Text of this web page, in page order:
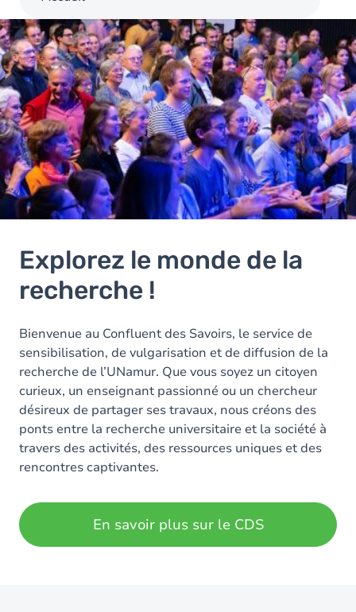
Image
Explorez le monde de la
recherche !
Bienvenue au Confluent des Savoirs, le service de
sensibilisation, de vulgarisation et de diffusion de la
recherche de l’UNamur. Que vous soyez un citoyen
curieux, un enseignant passionné ou un chercheur
désireux de partager ses travaux, nous créons des
ponts entre la recherche universitaire et la société à
travers des activités, des ressources uniques et des
rencontres captivantes.
En savoir plus sur le CDS